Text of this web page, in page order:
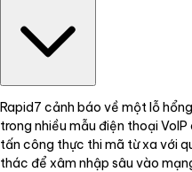
Rapid7 cảnh báo về một lỗ
trong nhiều mẫu điện thoại
tấn công thực thi mã từ xa với
thác để xâm nhập sâu vào